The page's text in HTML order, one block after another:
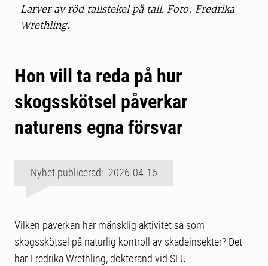
Larver av röd tallstekel på tall. Foto: Fredrika
Wrethling.
Hon vill ta reda på hur
skogsskötsel påverkar
naturens egna försvar
Nyhet publicerad: 2026-04-16
Vilken påverkan har mänsklig aktivitet så som
skogsskötsel på naturlig kontroll av skadeinsekter? Det
har Fredrika Wrethling, doktorand vid SLU